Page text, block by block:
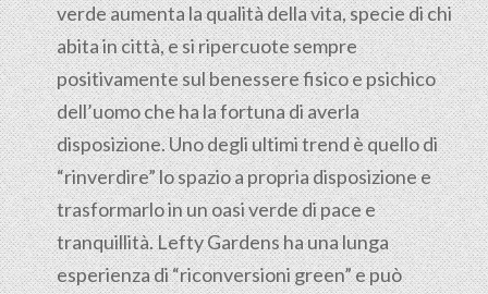
verde aumenta la qualità della vita, specie di chi
abita in città, e si ripercuote sempre
positivamente sul benessere fisico e psichico
dell’uomo che ha la fortuna di averla
disposizione. Uno degli ultimi trend è quello di
“rinverdire” lo spazio a propria disposizione e
trasformarlo in un oasi verde di pace e
tranquillità. Lefty Gardens ha una lunga
esperienza di “riconversioni green” e può